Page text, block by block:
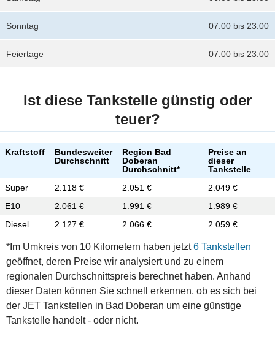
07:00 bis 23:00
Sonntag
07:00 bis 23:00
Feiertage
Ist diese Tankstelle günstig oder
teuer?
Kraftstoff
Bundesweiter
Durchschnitt
Region Bad
Doberan
Durchschnitt*
Preise an
dieser
Tankstelle
Super
2.118 € 2.051 €
2.049 €
E10
2.061 € 1.991 €
1.989 €
Diesel
2.127 € 2.066 € 2.059 €
*Im Umkreis von 10 Kilometern haben jetzt6 Tankstellen
geöffnet, deren Preise wir analysiert und zu einem
regionalen Durchschnittspreis berechnet haben. Anhand
dieser Daten können Sie schnell erkennen, ob es sich bei
der JET Tankstellen in Bad Doberan um eine günstige
Tankstelle handelt - oder nicht.